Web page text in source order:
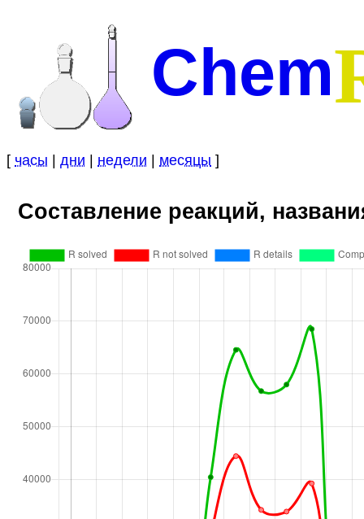
Chem
[ часы дни недели месяцы ]
Составление реакций,